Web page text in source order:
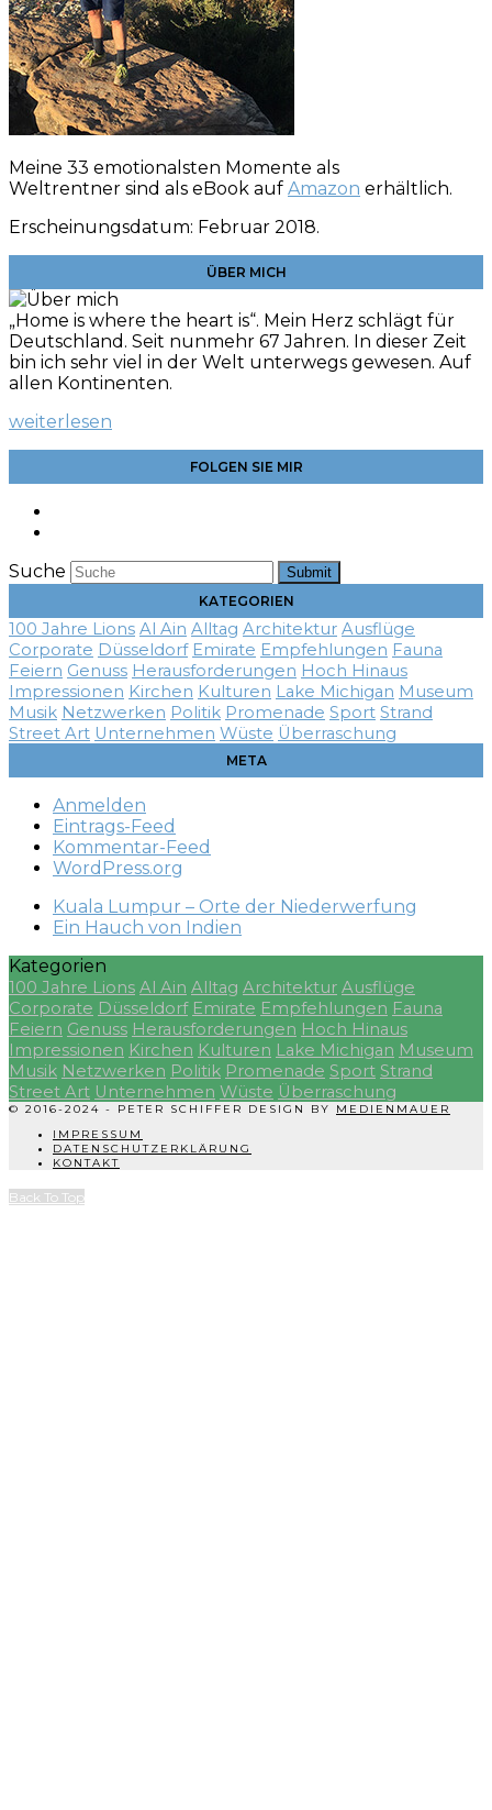
Meine 33 emotionalsten Momente als
Weltrentner sind als eBook auf Amazon erhältlich.
Erscheinungsdatum: Februar 2018.
ÜBER MICH
„Home is where the heart is“. Mein Herz schlägt für
Deutschland. Seit nunmehr 67 Jahren. In dieser Zeit
bin ich sehr viel in der Welt unterwegs gewesen. Auf
allen Kontinenten.
weiterlesen
FOLGEN SIE MIR
Suche
Submit
KATEGORIEN
100 Jahre Lions Al Ain Alltag Architektur Ausflüge
Corporate Düsseldorf Emirate Empfehlungen Fauna
Feiern Genuss Herausforderungen Hoch Hinaus
Impressionen Kirchen Kulturen Lake Michigan Museum
Musik Netzwerken Politik Promenade Sport Strand
Street Art Unternehmen Wüste Überraschung
META
Anmelden
Eintrags-Feed
Kommentar-Feed
WordPress.org
Kuala Lumpur – Orte der Niederwerfung
Ein Hauch von Indien
Kategorien
100 Jahre Lions Al Ain Alltag Architektur Ausflüge
Corporate Düsseldorf Emirate Empfehlungen Fauna
Feiern Genuss Herausforderungen Hoch Hinaus
Impressionen Kirchen Kulturen Lake Michigan Museum
Musik Netzwerken Politik Promenade Sport Strand
Street Art Unternehmen Wüste Überraschung
© 2016-2024 - PETER SCHIFFER DESIGN BY MEDIENMAUER
IMPRESSUM
DATENSCHUTZERKLÄRUNG
KONTAKT
Back To Top